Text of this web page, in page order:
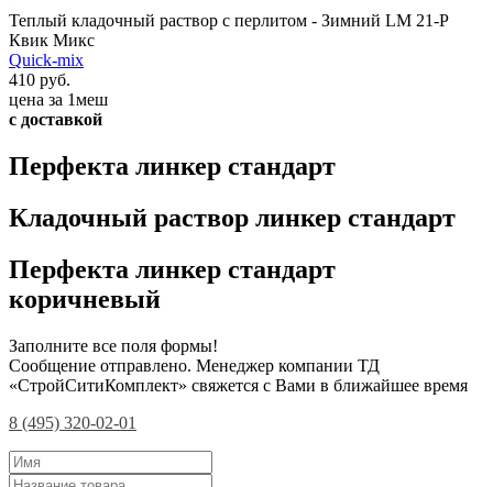
Теплый кладочный раствор с перлитом - Зимний LM 21-P
Квик Микс
Quick-mix
410 руб.
цена за 1меш
с доставкой
Перфекта линкер стандарт
Кладочный раствор линкер стандарт
Перфекта линкер стандарт
коричневый
Заполните все поля формы!
Сообщение отправлено. Менеджер компании ТД
«СтройСитиКомплект» свяжется с Вами в ближайшее время
8 (495) 320-02-01